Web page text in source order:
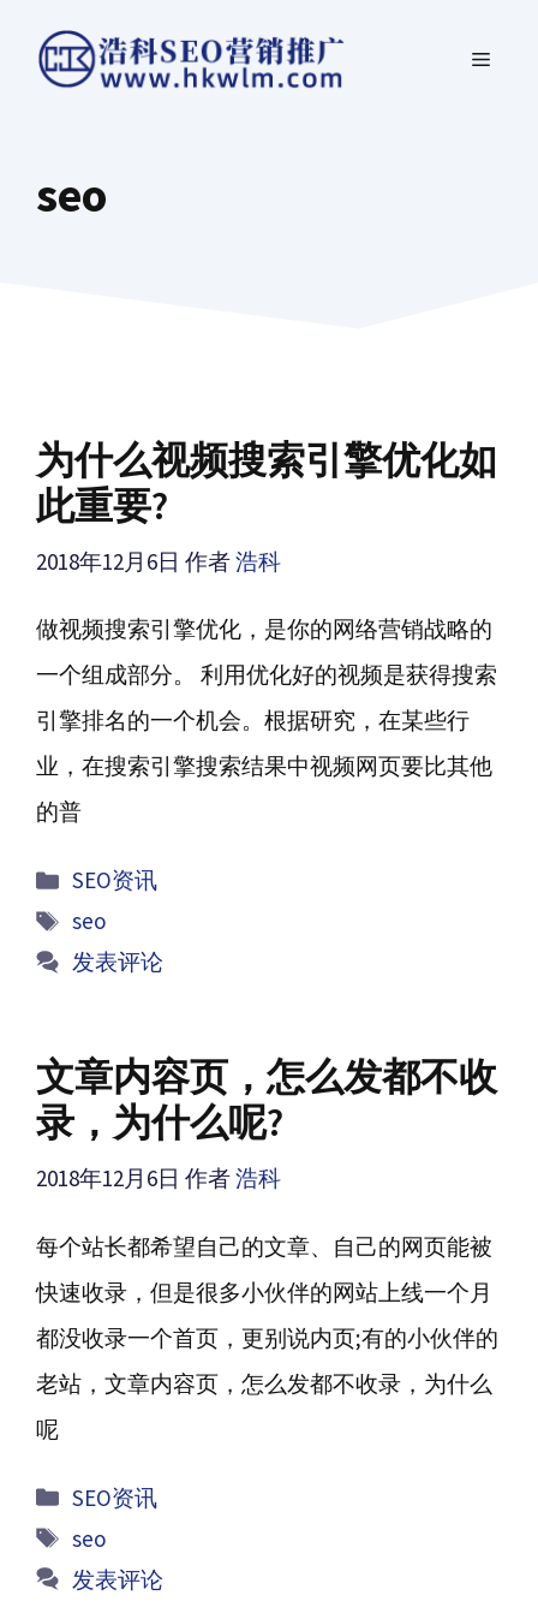
菜
seo
为什么视频搜索引擎优化如
此重要?
2018年12月6日 作者浩科
做视频搜索引擎优化，是你的网络营销战略的
一个组成部分。 利用优化好的视频是获得搜索
引擎排名的一个机会。根据研究，在某些行
业，在搜索引擎搜索结果中视频网页要比其他
的普
分
SEO资讯
标
签
seo
发表评论
文章内容页，怎么发都不收
录，为什么呢?
2018年12月6日 作者浩科
每个站长都希望自己的文章、自己的网页能被
快速收录，但是很多小伙伴的网站上线一个月
都没收录一个首页，更别说内页;有的小伙伴的
老站，文章内容页，怎么发都不收录，为什么
呢
分
SEO资讯
标
签
seo
发表评论